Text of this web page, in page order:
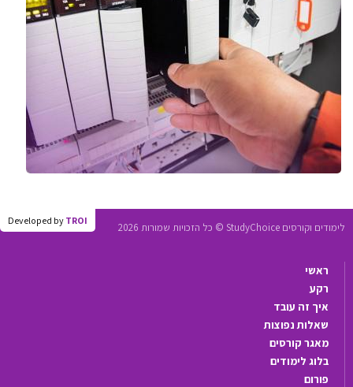
Developed by TROI
לימודים וקורסים StudyChoice © כל הזכויות שמורות 2026
ראשי
רקע
איך זה עובד
שאלות נפוצות
מאגר קורסים
בלוג לימודים
פורום